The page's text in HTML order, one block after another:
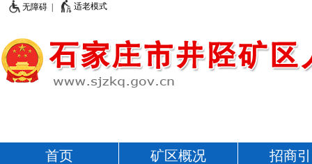
无障碍 | 适老模式
首页 矿区概况 招商